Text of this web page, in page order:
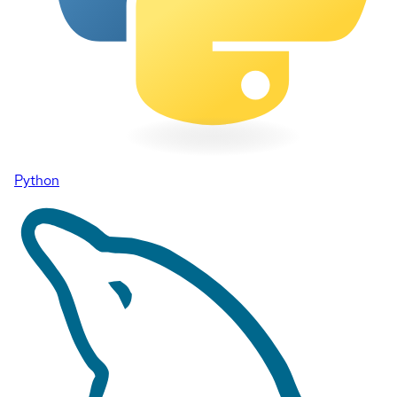
Python